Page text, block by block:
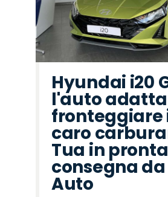
Hyundai i20
l'auto
fronteggiare
caro
Tua in pronta
consegna
Auto